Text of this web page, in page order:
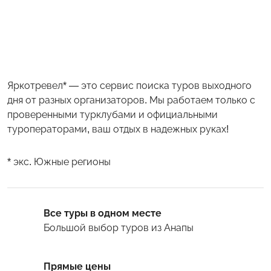
Яркотревел* — это сервис поиска туров выходного
дня от разных организаторов. Мы работаем только с
проверенными турклубами и официальными
туроператорами, ваш отдых в надежных руках!
* экс. Южные регионы
Все туры в одном месте
Большой выбор туров из Анапы
Прямые цены